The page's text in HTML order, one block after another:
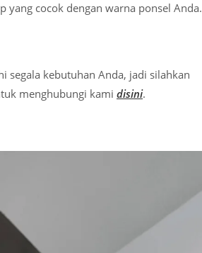
yang cocok dengan warna ponsel Anda.
segala kebutuhan Anda, jadi silahkan
menghubungi kami disini.